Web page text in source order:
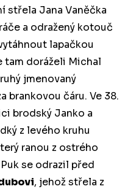
střela Jana Vaněčka
a odražený kotouč
lapačkou
tam doráželi Michal
jmenovaný
brankovou čáru. Ve 38.
brodský Janko a
z levého kruhu
ranou z ostrého
se odrazil před
, jehož střela z